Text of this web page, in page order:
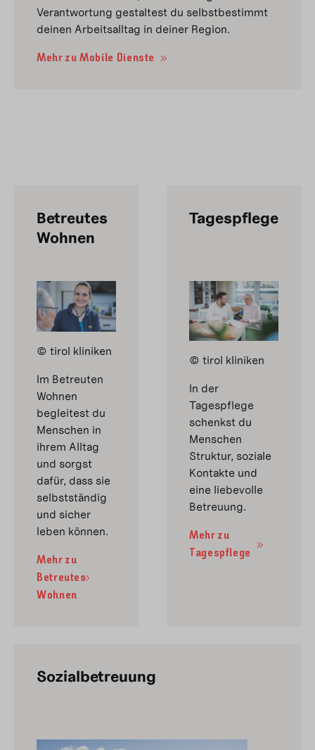
Verantwortung gestaltest du selbstbestimmt
deinen Arbeitsalltag in deiner Region.
Mehr zu Mobile Dienste
Betreutes
Wohnen
© tirol kliniken
Im Betreuten
Wohnen
begleitest du
Menschen in
ihrem Alltag
und sorgst
dafür, dass sie
selbstständig
und sicher
leben können.
Mehr zu
Betreutes
Wohnen
Tagespflege
© tirol kliniken
In der
Tagespflege
schenkst du
Menschen
Struktur, soziale
Kontakte und
eine liebevolle
Betreuung.
Mehr zu
Tagespflege
Sozialbetreuung